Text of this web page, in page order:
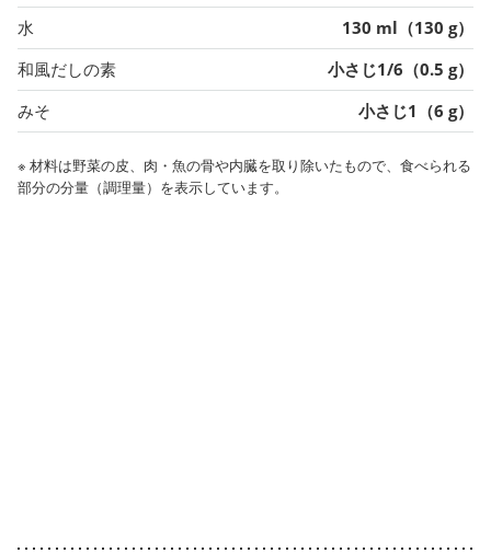
水
130 ml（130 g）
和風だしの素
小さじ1/6（0.5 g）
みそ
小さじ1（6 g）
※ 材料は野菜の皮、肉・魚の骨や内臓を取り除いたもので、食べられる
部分の分量（調理量）を表示しています。